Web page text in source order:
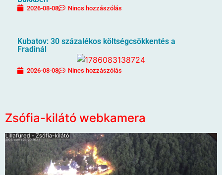
2026-08-08 Nincs hozzászólás
Kubatov: 30 százalékos költségcsökkentés a
Fradinál
2026-08-08 Nincs hozzászólás
Zsófia-kilátó webkamera